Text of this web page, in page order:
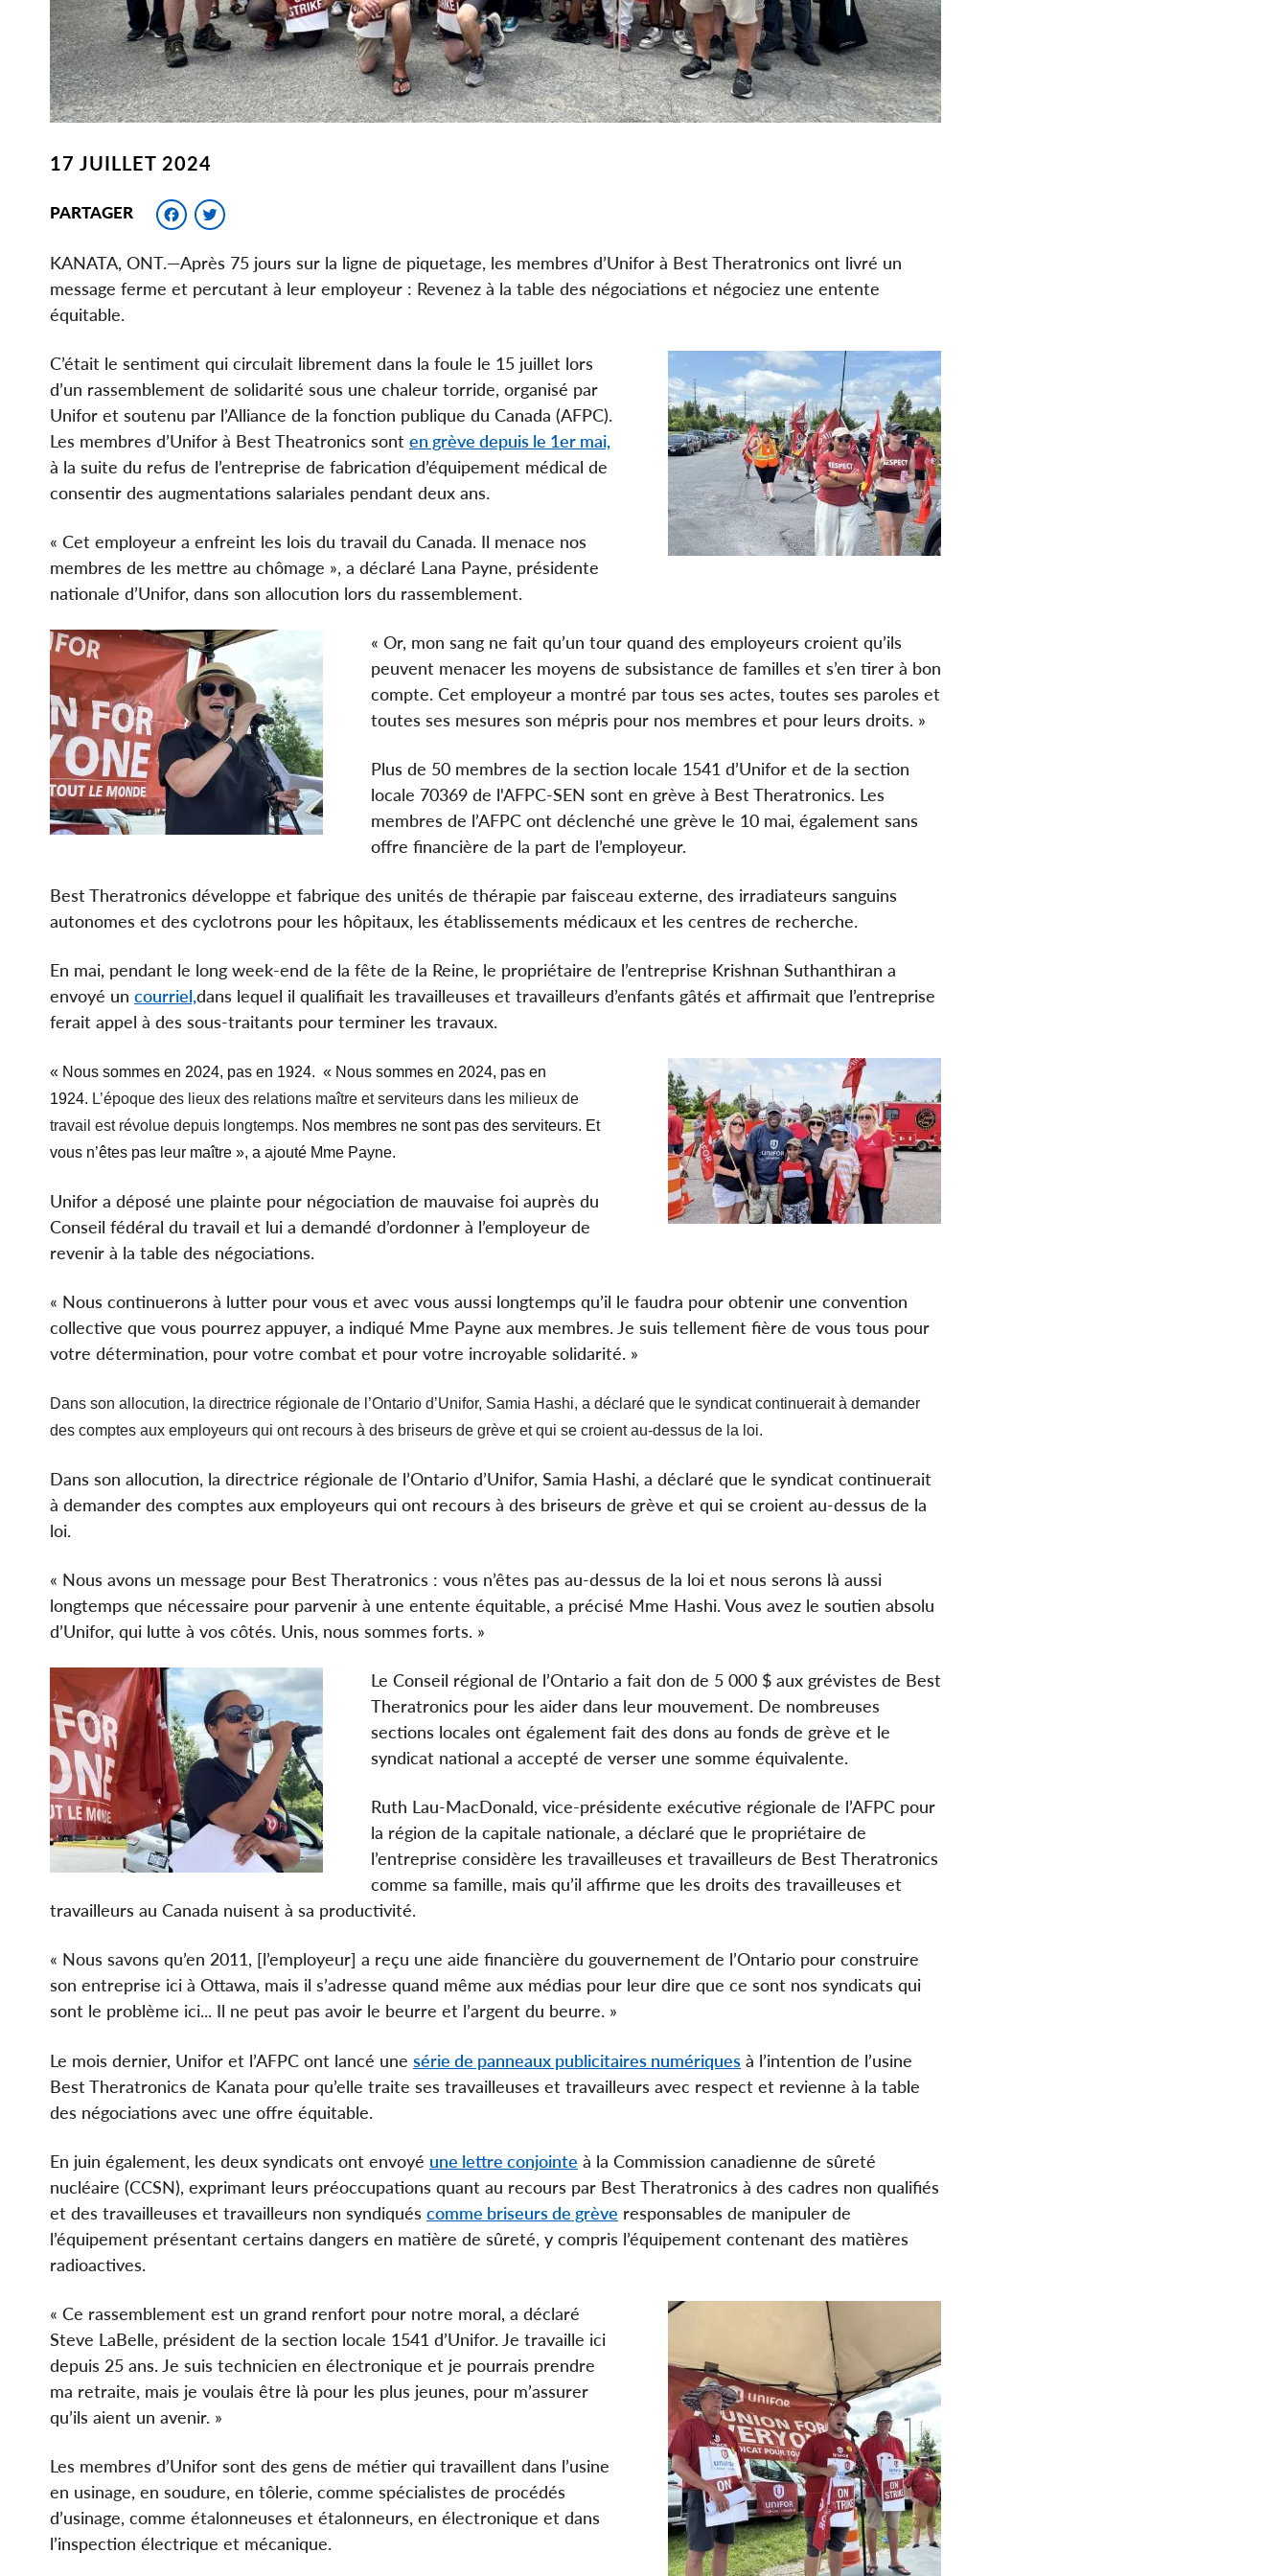
17 JUILLET 2024
PARTAGER Facebook
KANATA, ONT.—Après 75 jours sur la ligne de piquetage, les membres d’Unifor à Best Theratronics ont livré un
message ferme et percutant à leur employeur : Revenez à la table des négociations et négociez une entente
équitable.
C’était le sentiment qui circulait librement dans la foule le 15 juillet lors
d’un rassemblement de solidarité sous une chaleur torride, organisé par
Unifor et soutenu par l’Alliance de la fonction publique du Canada (AFPC).
Les membres d’Unifor à Best Theatronics sont en grève depuis le 1er mai,
à la suite du refus de l’entreprise de fabrication d’équipement médical de
consentir des augmentations salariales pendant deux ans.
« Cet employeur a enfreint les lois du travail du Canada. Il menace nos
membres de les mettre au chômage », a déclaré Lana Payne, présidente
nationale d’Unifor, dans son allocution lors du rassemblement.
« Or, mon sang ne fait qu’un tour quand des employeurs croient qu’ils
peuvent menacer les moyens de subsistance de familles et s’en tirer à bon
compte. Cet employeur a montré par tous ses actes, toutes ses paroles et
toutes ses mesures son mépris pour nos membres et pour leurs droits. »
Plus de 50 membres de la section locale 1541 d’Unifor et de la section
locale 70369 de l'AFPC-SEN sont en grève à Best Theratronics. Les
membres de l’AFPC ont déclenché une grève le 10 mai, également sans
offre financière de la part de l’employeur.
Best Theratronics développe et fabrique des unités de thérapie par faisceau externe, des irradiateurs sanguins
autonomes et des cyclotrons pour les hôpitaux, les établissements médicaux et les centres de recherche.
En mai, pendant le long week-end de la fête de la Reine, le propriétaire de l’entreprise Krishnan Suthanthiran a
envoyé un courriel,dans lequel il qualifiait les travailleuses et travailleurs d’enfants gâtés et affirmait que l’entreprise
ferait appel à des sous-traitants pour terminer les travaux.
« Nous sommes en 2024, pas en 1924. « Nous sommes en 2024, pas en
1924. L’époque des lieux des relations maître et serviteurs dans les milieux de
travail est révolue depuis longtemps. Nos membres ne sont pas des serviteurs. Et
vous n’êtes pas leur maître », a ajouté Mme Payne.
Unifor a déposé une plainte pour négociation de mauvaise foi auprès du
Conseil fédéral du travail et lui a demandé d’ordonner à l’employeur de
revenir à la table des négociations.
« Nous continuerons à lutter pour vous et avec vous aussi longtemps qu’il le faudra pour obtenir une convention
collective que vous pourrez appuyer, a indiqué Mme Payne aux membres. Je suis tellement fière de vous tous pour
votre détermination, pour votre combat et pour votre incroyable solidarité. »
Dans son allocution, la directrice régionale de l’Ontario d’Unifor, Samia Hashi, a déclaré que le syndicat continuerait à demander
des comptes aux employeurs qui ont recours à des briseurs de grève et qui se croient au-dessus de la loi.
Dans son allocution, la directrice régionale de l’Ontario d’Unifor, Samia Hashi, a déclaré que le syndicat continuerait
à demander des comptes aux employeurs qui ont recours à des briseurs de grève et qui se croient au-dessus de la
loi.
« Nous avons un message pour Best Theratronics : vous n’êtes pas au-dessus de la loi et nous serons là aussi
longtemps que nécessaire pour parvenir à une entente équitable, a précisé Mme Hashi. Vous avez le soutien absolu
d’Unifor, qui lutte à vos côtés. Unis, nous sommes forts. »
Le Conseil régional de l’Ontario a fait don de 5 000 $ aux grévistes de Best
Theratronics pour les aider dans leur mouvement. De nombreuses
sections locales ont également fait des dons au fonds de grève et le
syndicat national a accepté de verser une somme équivalente.
Ruth Lau-MacDonald, vice-présidente exécutive régionale de l’AFPC pour
la région de la capitale nationale, a déclaré que le propriétaire de
l’entreprise considère les travailleuses et travailleurs de Best Theratronics
comme sa famille, mais qu’il affirme que les droits des travailleuses et
travailleurs au Canada nuisent à sa productivité.
« Nous savons qu’en 2011, [l’employeur] a reçu une aide financière du gouvernement de l’Ontario pour construire
son entreprise ici à Ottawa, mais il s’adresse quand même aux médias pour leur dire que ce sont nos syndicats qui
sont le problème ici... Il ne peut pas avoir le beurre et l’argent du beurre. »
Le mois dernier, Unifor et l’AFPC ont lancé une série de panneaux publicitaires numériques à l’intention de l’usine
Best Theratronics de Kanata pour qu’elle traite ses travailleuses et travailleurs avec respect et revienne à la table
des négociations avec une offre équitable.
En juin également, les deux syndicats ont envoyé une lettre conjointe à la Commission canadienne de sûreté
nucléaire (CCSN), exprimant leurs préoccupations quant au recours par Best Theratronics à des cadres non qualifiés
et des travailleuses et travailleurs non syndiqués comme briseurs de grève responsables de manipuler de
l’équipement présentant certains dangers en matière de sûreté, y compris l’équipement contenant des matières
radioactives.
« Ce rassemblement est un grand renfort pour notre moral, a déclaré
Steve LaBelle, président de la section locale 1541 d’Unifor. Je travaille ici
depuis 25 ans. Je suis technicien en électronique et je pourrais prendre
ma retraite, mais je voulais être là pour les plus jeunes, pour m’assurer
qu’ils aient un avenir. »
Les membres d’Unifor sont des gens de métier qui travaillent dans l’usine
en usinage, en soudure, en tôlerie, comme spécialistes de procédés
d’usinage, comme étalonneuses et étalonneurs, en électronique et dans
l’inspection électrique et mécanique.